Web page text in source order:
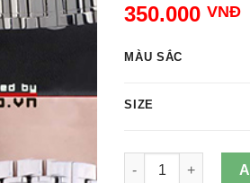
350.000VNĐ
MÀU SẮC
SIZE
Dây Kim Loại cho